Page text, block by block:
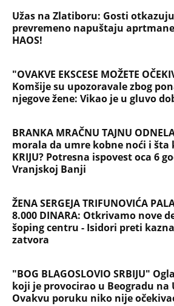
Užas na Zlatiboru: Gosti
prevremeno napuštaju
HAOS!
"OVAKVE EKSCESE MOŽETE
Komšije su upozoravale zbog
njegove žene: Vikao je u gluvo
BRANKA MRAČNU TAJNU
morala da umre kobne noći i šta
KRIJU? Potresna ispovest oca 6
Vranjskoj Banji
ŽENA SERGEJA TRIFUNOVIĆA
8.000 DINARA: Otkrivamo nove
šoping centru - Isidori preti
zatvora
"BOG BLAGOSLOVIO SRBIJU"
koji je provocirao u Beogradu na
Ovakvu poruku niko nije